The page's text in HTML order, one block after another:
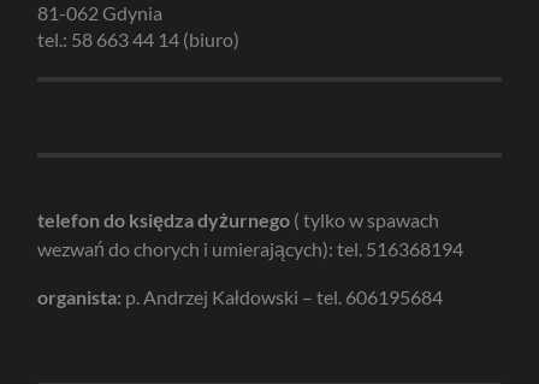
81-062 Gdynia
tel.: 58 663 44 14 (biuro)
telefon do księdza dyżurnego ( tylko w spawach
wezwań do chorych i umierających): tel. 516368194
organista: p. Andrzej Kałdowski – tel. 606195684